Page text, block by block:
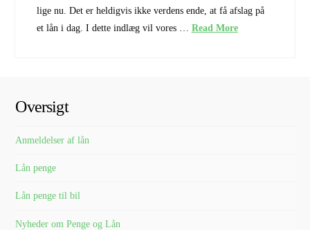
lige nu. Det er heldigvis ikke verdens ende, at få afslag på
et lån i dag. I dette indlæg vil vores … Read More
Oversigt
Anmeldelser af lån
Lån penge
Lån penge til bil
Nyheder om Penge og Lån